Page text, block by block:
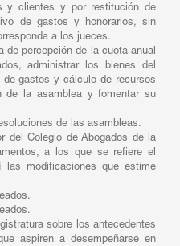
y clientes y por restitución de
de gastos y honorarios, sin
a los jueces.
de percepción de la cuota anual
administrar los bienes del
gastos y cálculo de recursos
de la asamblea y fomentar su
de las asambleas.
del Colegio de Abogados de la
a los que se refiere el
modificaciones que estime
sobre los antecedentes
aspiren a desempeñarse en